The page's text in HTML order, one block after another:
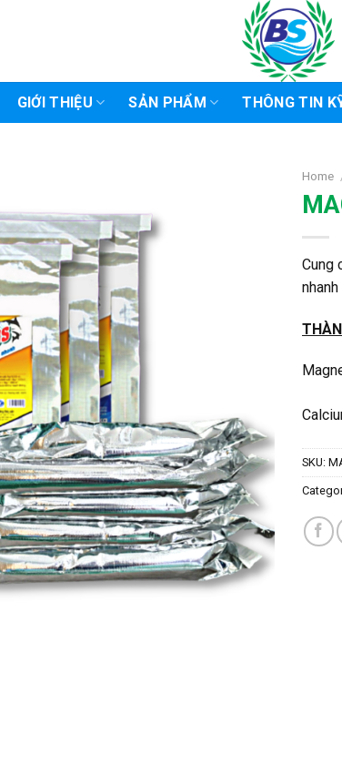
GIỚI THIỆU SẢN PHẨM THÔNG TIN
Home
Cung
SKU: